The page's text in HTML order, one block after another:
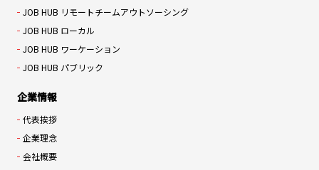
JOB HUB リモートチームアウトソーシング
JOB HUB ローカル
JOB HUB ワーケーション
JOB HUB パブリック
企業情報
代表挨拶
企業理念
会社概要